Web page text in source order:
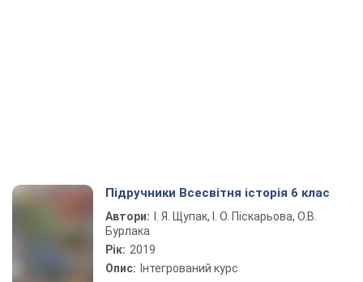
Підручники Всесвітня історія 6 клас
Автори:
І. Я. Щупак, І. О. Піскарьова, О.В.
Бурлака
Рік: 2019
Опис: Інтегрований курс